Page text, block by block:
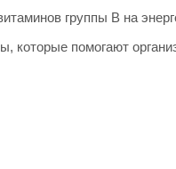
группы В на
которые помогают